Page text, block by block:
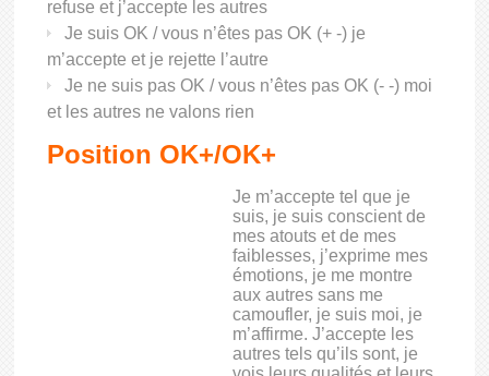
refuse et j’accepte les autres
Je suis OK / vous n’êtes pas OK (+ -) je
m’accepte et je rejette l’autre
Je ne suis pas OK / vous n’êtes pas OK (- -) moi
et les autres ne valons rien
Position OK+/OK+
Je m’accepte tel que je
suis, je suis conscient de
mes atouts et de mes
faiblesses, j’exprime mes
émotions, je me montre
aux autres sans me
camoufler, je suis moi, je
m’affirme. J’accepte les
autres tels qu’ils sont, je